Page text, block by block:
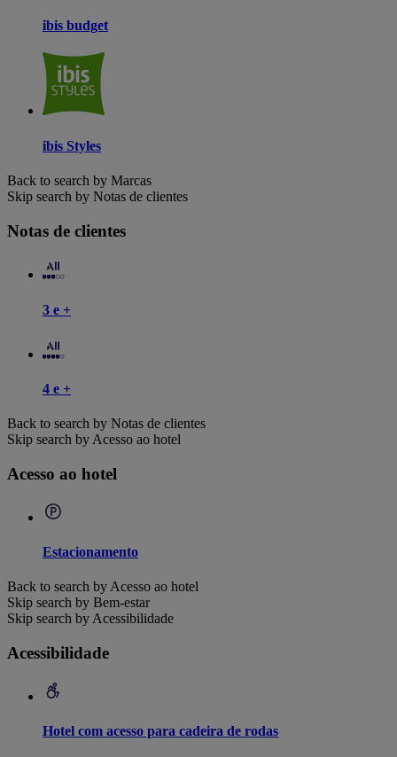
ibis budget
ibis Styles
Back to search by Marcas
Skip search by Notas de clientes
Notas de clientes
3 e +
4 e +
Back to search by Notas de clientes
Skip search by Acesso ao hotel
Acesso ao hotel
Estacionamento
Back to search by Acesso ao hotel
Skip search by Bem-estar
Skip search by Acessibilidade
Acessibilidade
Hotel com acesso para cadeira de rodas